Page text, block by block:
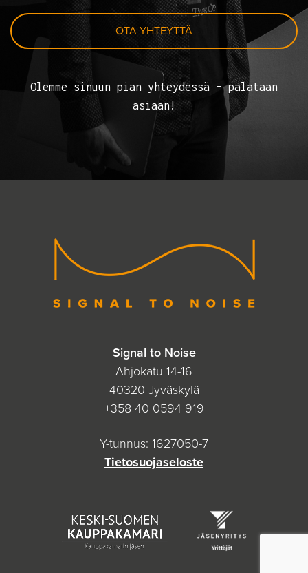
Olemme sinuun pian yhteydessä – palataan
asiaan!
Signal to Noise
Ahjokatu 14-16
40320 Jyväskylä
+358 40 0594 919
Y-tunnus: 1627050-7
Tietosuojaseloste